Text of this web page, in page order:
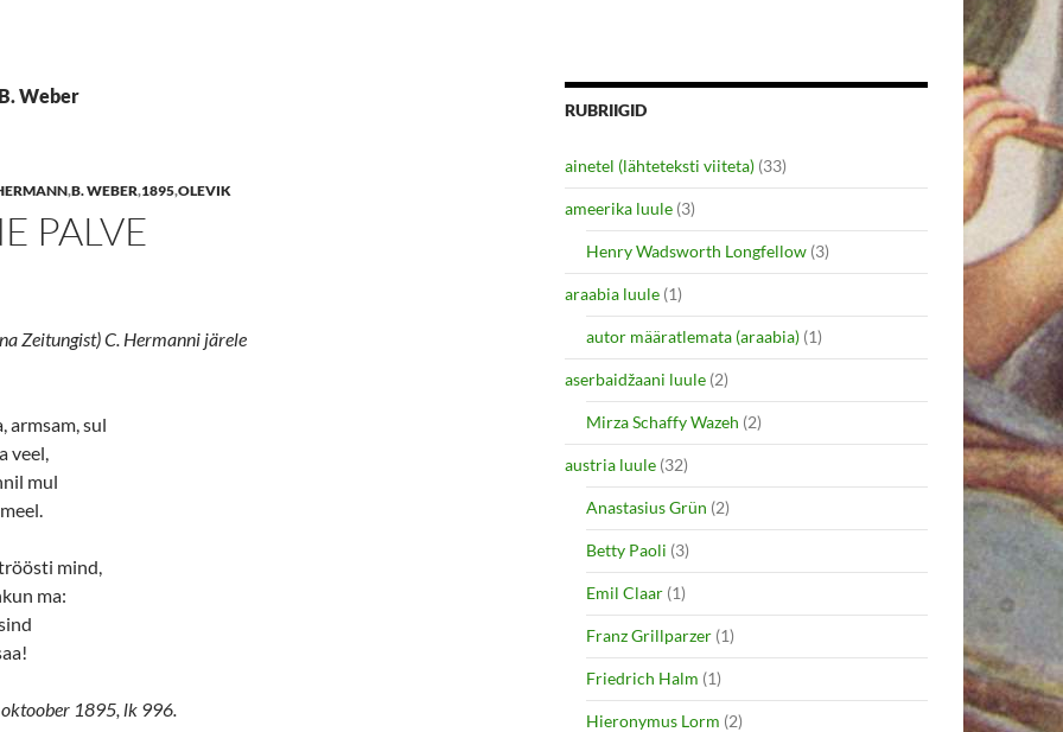
Weber
,B. WEBER,1895,OLEVIK
PALVE
Zeitungist) C. Hermanni järele
armsam, sul
veel,
mul
mind,
ma:
1895, lk 996.
RUBRIIGID
ainetel (lähteteksti viiteta) (33)
ameerika luule (3)
Henry Wadsworth Longfellow (3)
araabia luule (1)
autor määratlemata (araabia) (1)
aserbaidžaani luule (2)
Mirza Schaffy Wazeh (2)
austria luule (32)
Anastasius Grün (2)
Betty Paoli (3)
Emil Claar (1)
Franz Grillparzer (1)
Friedrich Halm (1)
Hieronymus Lorm (2)